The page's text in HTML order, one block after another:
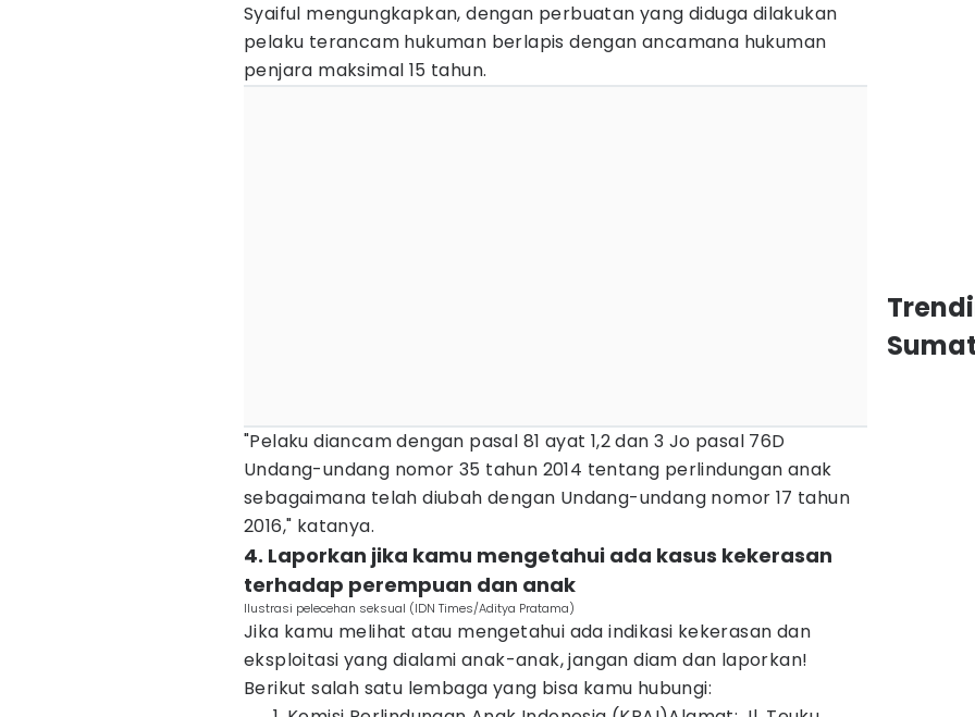
Syaiful mengungkapkan, dengan perbuatan yang diduga dilakukan
pelaku terancam hukuman berlapis dengan ancamana hukuman
penjara maksimal 15 tahun.
"Pelaku diancam dengan pasal 81 ayat 1,2 dan 3 Jo pasal 76D
Undang-undang nomor 35 tahun 2014 tentang perlindungan anak
sebagaimana telah diubah dengan Undang-undang nomor 17 tahun
2016," katanya.
4. Laporkan jika kamu mengetahui ada kasus kekerasan
terhadap perempuan dan anak
Ilustrasi pelecehan seksual (IDN Times/Aditya Pratama)
Jika kamu melihat atau mengetahui ada indikasi kekerasan dan
eksploitasi yang dialami anak-anak, jangan diam dan laporkan!
Berikut salah satu lembaga yang bisa kamu hubungi: